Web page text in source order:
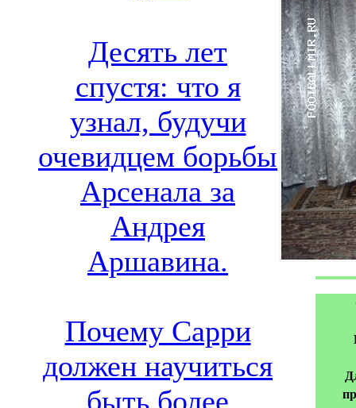
Десять лет
спустя: что я
узнал, будучи
очевидцем борьбы
Арсенала за
Андрея
Аршавина.
Почему Сарри
должен научиться
быть более